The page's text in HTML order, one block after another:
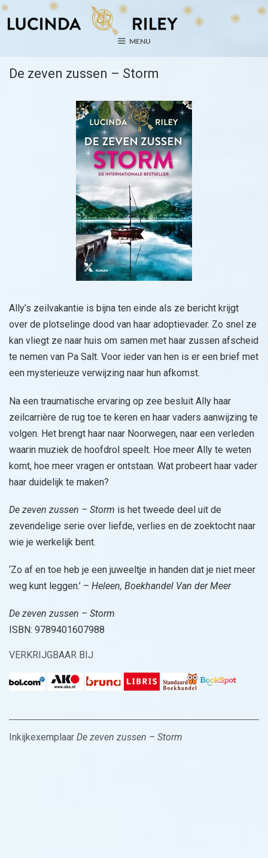
Ga
naar
MENU
De zeven zussen – Storm
Ally’s zeilvakantie is bijna ten einde als ze bericht krijgt
over de plotselinge dood van haar adoptievader. Zo snel ze
kan vliegt ze naar huis om samen met haar zussen afscheid
te nemen van Pa Salt. Voor ieder van hen is er een brief met
een mysterieuze verwijzing naar hun afkomst.
Na een traumatische ervaring op zee besluit Ally haar
zeilcarrière de rug toe te keren en haar vaders aanwijzing te
volgen. Het brengt haar naar Noorwegen, naar een verleden
waarin muziek de hoofdrol speelt. Hoe meer Ally te weten
komt, hoe meer vragen er ontstaan. Wat probeert haar vader
haar duidelijk te maken?
De zeven zussen – Storm is het tweede deel uit de
zevendelige serie over liefde, verlies en de zoektocht naar
wie je werkelijk bent.
‘Zo af en toe heb je een juweeltje in handen dat je niet meer
weg kunt leggen.’ – Heleen, Boekhandel Van der Meer
De zeven zussen – Storm
ISBN: 9789401607988
VERKRIJGBAAR BIJ
Inkijkexemplaar De zeven zussen – Storm